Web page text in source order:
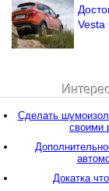
Vesta
Сделать
своими
Докатка